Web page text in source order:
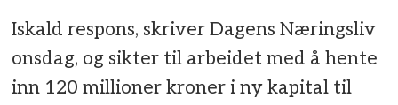
Iskald respons, skriver Dagens Næringsliv
onsdag, og sikter til arbeidet med å hente
inn 120 millioner kroner i ny kapital til